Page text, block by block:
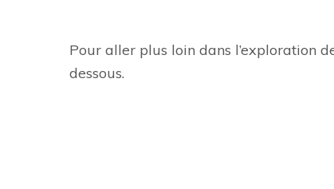
Pour aller plus loin dans l’exploration
dessous.